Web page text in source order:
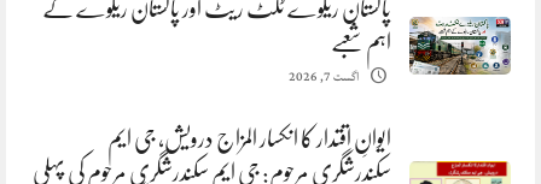
پاکستان ریلوے ٹکٹ ریٹ اور پاکستان ریلوے کے
اہم شعبے
اگست 7, 2026
ایوانِ اقتدار کا انکسار المزاج درویش، جی ایم
سکندرشگری مرحوم: جی ایم سکندرشگری مرحوم کی پہلی